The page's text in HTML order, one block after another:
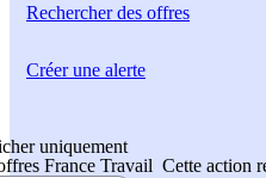
Rechercherdes offres
uniquement
France Travail Cette action
Créer une alerte